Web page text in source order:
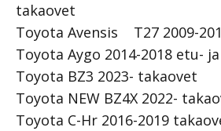
takaovet
Toyota Avensis T27 2009-
Toyota Aygo 2014-2018 etu-
Toyota BZ3 2023- takaovet
Toyota NEW BZ4X 2022-
Toyota C-Hr 2016-2019